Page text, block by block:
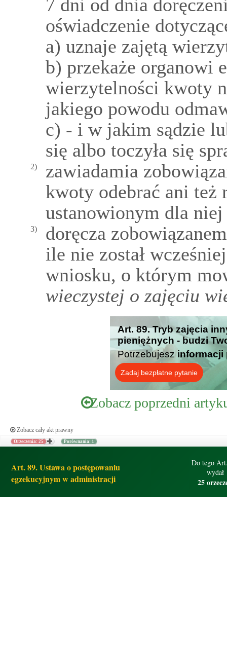
7 dni od dnia
oświadczenie
a) uznaje zajętą
b) przekaże organowi
wierzytelności kwoty
jakiego powodu
c) - i w jakim sądzie
się albo toczyła się
2)
zawiadamia
kwoty odebrać ani też
ustanowionym dla
3)
doręcza
ile nie został
wniosku, o którym
wieczystej o zajęciu
Art. 89. Tryb zajęcia
pieniężnych - budzi
Potrzebujesz informacji
Zadaj bezpłatne pytanie
Zobacz poprzedni
Zobacz cały akt prawny
Orzeczenia: 25 Porównania: 1
Art. 89. Ustawa o postępowaniu
egzekucyjnym w administracji
Do tego
wydał
25